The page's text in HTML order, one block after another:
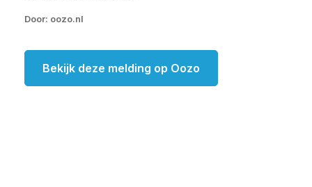
Door: oozo.nl
Bekijk deze melding op Oozo